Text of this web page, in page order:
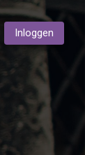
Inloggen